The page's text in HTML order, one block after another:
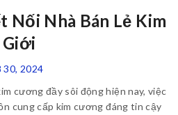
Nối Nhà Bán Lẻ Kim
30, 2024
cương đầy sôi động hiện nay, việc
cung cấp kim cương đáng tin cậy